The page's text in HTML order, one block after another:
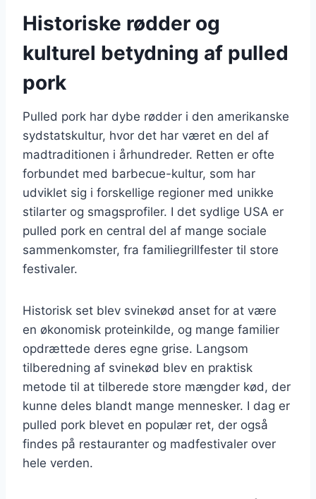
Historiske rødder og
kulturel betydning af pulled
pork
Pulled pork har dybe rødder i den amerikanske
sydstatskultur, hvor det har været en del af
madtraditionen i århundreder. Retten er ofte
forbundet med barbecue-kultur, som har
udviklet sig i forskellige regioner med unikke
stilarter og smagsprofiler. I det sydlige USA er
pulled pork en central del af mange sociale
sammenkomster, fra familiegrillfester til store
festivaler.
Historisk set blev svinekød anset for at være
en økonomisk proteinkilde, og mange familier
opdrættede deres egne grise. Langsom
tilberedning af svinekød blev en praktisk
metode til at tilberede store mængder kød, der
kunne deles blandt mange mennesker. I dag er
pulled pork blevet en populær ret, der også
findes på restauranter og madfestivaler over
hele verden.